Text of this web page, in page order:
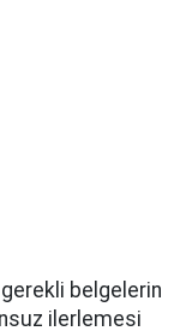
belgelerin
ilerlemesi